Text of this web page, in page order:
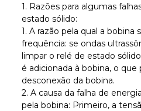
1. Razões para algumas
estado sólido:
1. A razão pela qual a
frequência: se ondas
limpar o relé de estado
é adicionada à bobina, o que
desconexão da bobina.
2. A causa da falha de
pela bobina: Primeiro, a